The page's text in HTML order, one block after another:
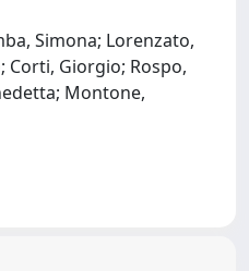
Simona; Lorenzato,
Corti, Giorgio; Rospo,
Montone,